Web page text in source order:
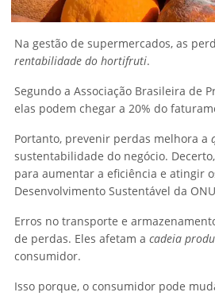
Na gestão de supermercados, as
rentabilidade do hortifruti.
Segundo a Associação Brasileira de
elas podem chegar a 20% do
Portanto, prevenir perdas melhora a
sustentabilidade do negócio.
para aumentar a eficiência e atingir
Desenvolvimento Sustentável da
Erros no transporte e
de perdas. Eles afetam a cadeia
consumidor.
Isso porque, o consumidor pode